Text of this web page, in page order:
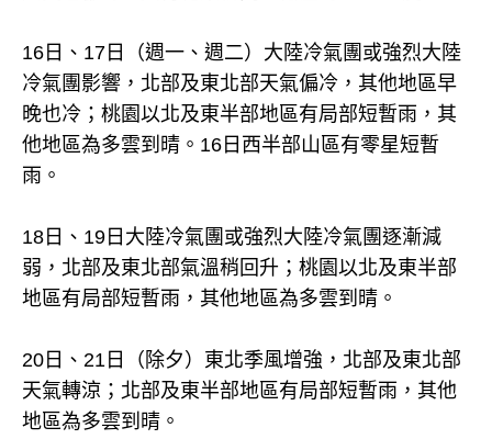
16日、17日（週一、週二）大陸冷氣團或強烈大陸
冷氣團影響，北部及東北部天氣偏冷，其他地區早
晚也冷；桃園以北及東半部地區有局部短暫雨，其
他地區為多雲到晴。16日西半部山區有零星短暫
雨。
18日、19日大陸冷氣團或強烈大陸冷氣團逐漸減
弱，北部及東北部氣溫稍回升；桃園以北及東半部
地區有局部短暫雨，其他地區為多雲到晴。
20日、21日（除夕）東北季風增強，北部及東北部
天氣轉涼；北部及東半部地區有局部短暫雨，其他
地區為多雲到晴。